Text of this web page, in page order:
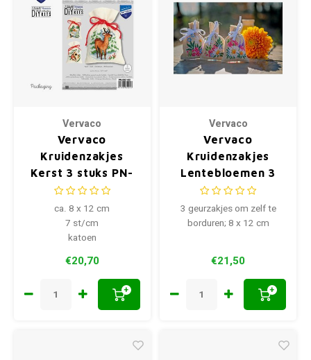
Vervaco
Vervaco
Kruidenzakjes
Kerst 3 stuks PN-
0021442
ca. 8 x 12 cm
7 st/cm
katoen
€20,70
+
Vervaco
Vervaco
Kruidenzakjes
Lentebloemen 3
stuks 0196584
3 geurzakjes om zelf te
borduren; 8 x 12 cm
€21,50
+